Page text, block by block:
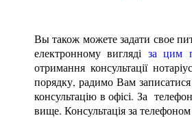
Вы також можете задати свое
електронному вигляді за цим
отримання консультації
порядку, радимо Вам
консультацію в офісі. За
вище. Консультація за